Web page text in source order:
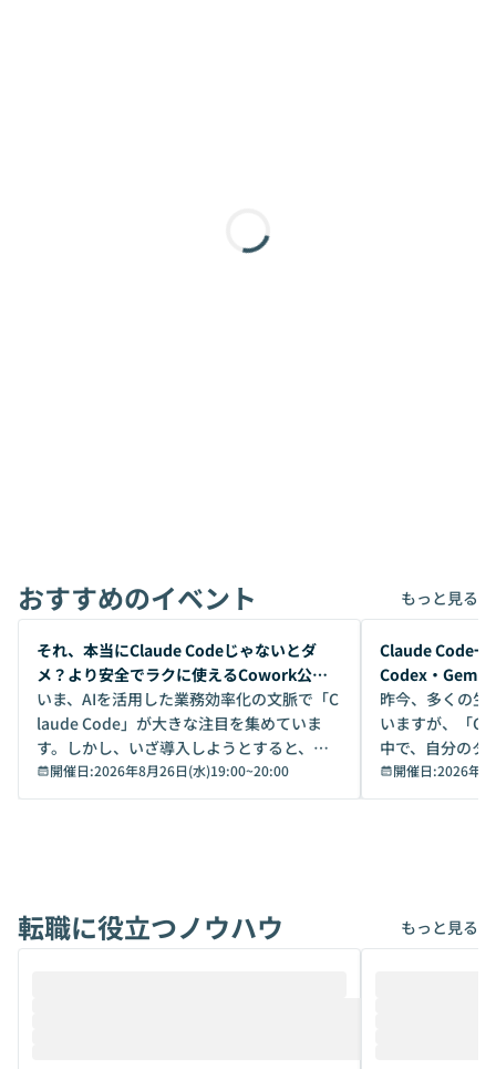
おすすめのイベント もっと見る
開催前
それ、本当にClaude Codeじゃないとダ
メ？より安全でラクに使えるCowork公開
デモ
いま、AIを活用した業務効率化の文脈で「C
laude Code」が大きな注目を集めていま
す。しかし、いざ導入しようとすると、セ
キュリティ面の懸念や権限管理のハードル
から、気軽に使えないケースも多いのでは
けでなく、想像以上の範囲まで自動化でき
ることは、まだあまり知られていません。
開催日:2026年8月26日(水)19:00~20:00
開催前
Claude Code一
Codex・
昨今、多くの生
いますが、「
中で、自分のタ
いいのか」を自
か？ 「なんとなく誰かが良いと言っていた
は、評判では
ているAIを選ぶこ
開催日:2026年8
転職に役立つノウハウ もっと見る